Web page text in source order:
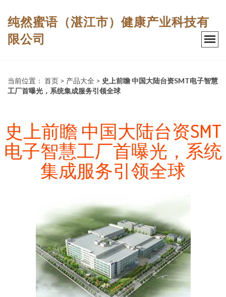
纯然蜜语（湛江市）健康产业科技有
限公司
当前位置： 首页 > 产品大全 > 史上前瞻 中国大陆台资SMT电子智慧
工厂首曝光，系统集成服务引领全球
史上前瞻 中国大陆台资SMT
电子智慧工厂首曝光，系统
集成服务引领全球